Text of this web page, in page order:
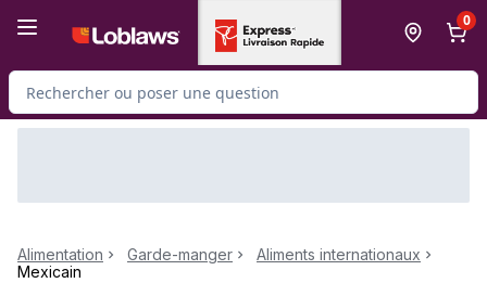
0
Rechercher des produits
Alimentation Garde-manger
Aliments internationaux
Mexicain